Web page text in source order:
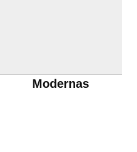
Modernas